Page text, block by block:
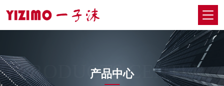
PRODUCTS CENTER
产品中心